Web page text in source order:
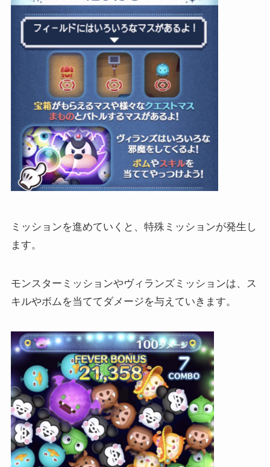
ミッションを進めていくと、特殊ミッションが発生し
ます。
モンスターミッションやヴィランズミッションは、ス
キルやボムを当ててダメージを与えていきます。